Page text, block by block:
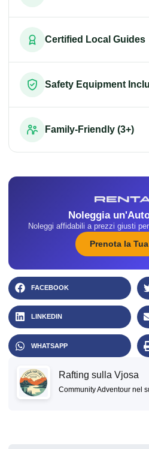
Certified Local Guides
Safety Equipment
Family-Friendly (3+)
Noleggia
Noleggi affidabili a prezzi giusti
Prenota la
FACEBOOK
LINKEDIN
WHATSAPP
Rafting sulla Vjosa
Community Adventour nel